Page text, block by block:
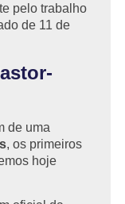
pelo trabalho
de 11 de
de uma
, os primeiros
hoje